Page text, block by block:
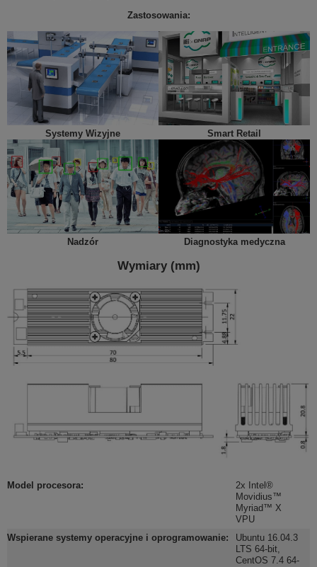
Zastosowania:
Systemy Wizyjne Smart Retail
Nadzór Diagnostyka medyczna
Wymiary (mm)
Model procesora:
2x Intel®
Movidius™
Myriad™ X
VPU
Wspierane systemy operacyjne i oprogramowanie:
Ubuntu 16.04.3
LTS 64-bit
CentOS 7.4 64-